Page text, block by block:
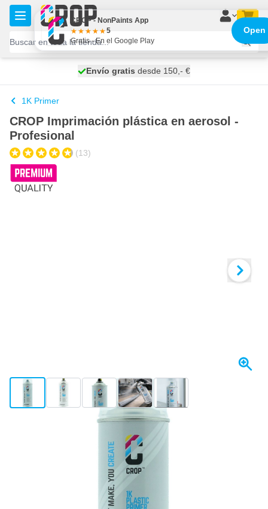
Ir al contenido
se envía mañana
Envío gratis desde 150,- €
100 días
1K Primer
CROP Imprimación plástica en aerosol -
Profesional
(13)
View larger imageView larger imageView larger imageView larger imageView larger image
+3
CROP - NonPaints App
5
Gratis - En el Google Play
Open